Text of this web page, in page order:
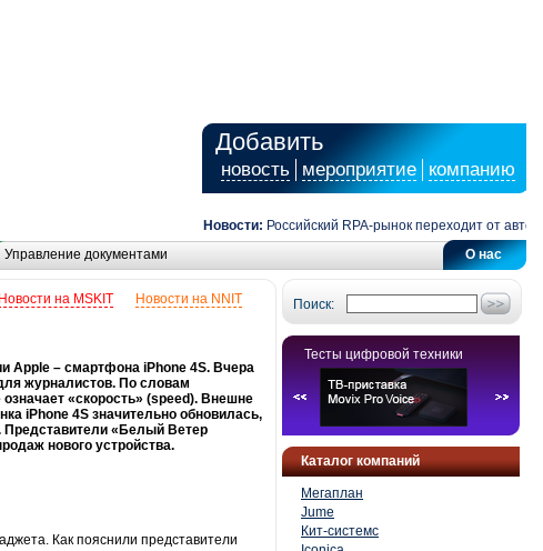
Добавить
новость мероприятие компанию
Новости: Российский RPA-рынок переходит от
О нас
Управление документами
Поиск:
Тесты цифровой техники
Каталог компаний
Мегаплан
Jume
Кит-системс
Новости на NNIT
Новости на MSKIT
Apple – смартфона iPhone 4S. Вчера
журналистов. По словам
«скорость» (speed). Внешне
iPhone 4S значительно обновилась,
Представители «Белый Ветер
нового устройства.
Как пояснили представители